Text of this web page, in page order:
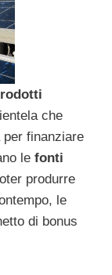
che
finanziare
le fonti
produrre
le
di bonus